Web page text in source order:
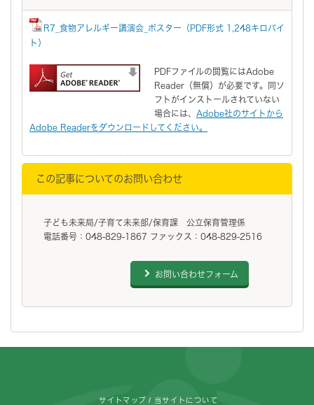
R7_食物アレルギー講演会_ポスター（PDF形式 1,248キロバイ
ト）
PDFファイルの閲覧にはAdobe
Reader（無償）が必要です。同ソ
フトがインストールされていない
場合には、 Adobe社のサイトから
Adobe Readerをダウンロードしてください。
この記事についてのお問い合わせ
子ども未来局/子育て未来部/保育課 公立保育管理係
電話番号：048-829-1867 ファックス：048-829-2516
お問い合わせフォーム
サイトマップ 当サイトについて